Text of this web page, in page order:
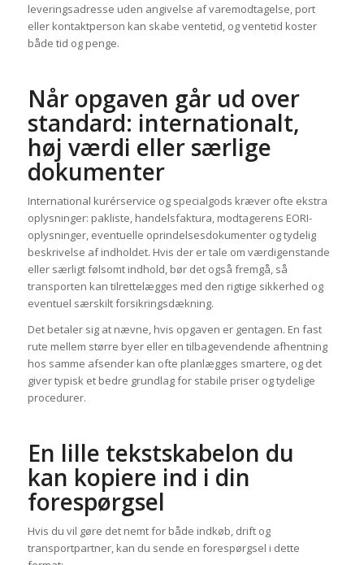
leveringsadresse uden angivelse af varemodtagelse, port
eller kontaktperson kan skabe ventetid, og ventetid koster
både tid og penge.
Når opgaven går ud over
standard: internationalt,
høj værdi eller særlige
dokumenter
International kurérservice og specialgods kræver ofte ekstra
oplysninger: pakliste, handelsfaktura, modtagerens EORI-
oplysninger, eventuelle oprindelsesdokumenter og tydelig
beskrivelse af indholdet. Hvis der er tale om værdigenstande
eller særligt følsomt indhold, bør det også fremgå, så
transporten kan tilrettelægges med den rigtige sikkerhed og
eventuel særskilt forsikringsdækning.
Det betaler sig at nævne, hvis opgaven er gentagen. En fast
rute mellem større byer eller en tilbagevendende afhentning
hos samme afsender kan ofte planlægges smartere, og det
giver typisk et bedre grundlag for stabile priser og tydelige
procedurer.
En lille tekstskabelon du
kan kopiere ind i din
forespørgsel
Hvis du vil gøre det nemt for både indkøb, drift og
transportpartner, kan du sende en forespørgsel i dette